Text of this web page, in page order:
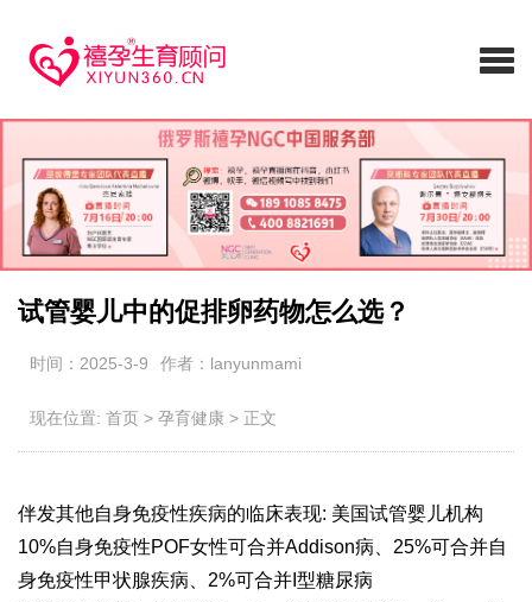
试管婴儿中的促排卵药物怎么选？
时间：2025-3-9 作者：lanyunmami
现在位置: 首页 > 孕育健康 > 正文
伴发其他自身免疫性疾病的临床表现: 美国试管婴儿机构
10%自身免疫性POF女性可合并Addison病、25%可合并自
身免疫性甲状腺疾病、2%可合并I型糖尿病